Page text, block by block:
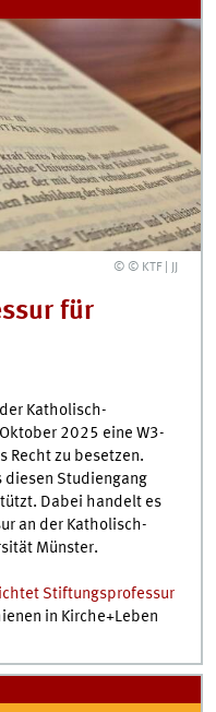
© © KTF | JJ
für
Katholisch-
2025 eine W3-
Recht zu besetzen.
diesen Studiengang
Dabei handelt es
an der Katholisch-
Münster.
Stiftungsprofessur
in Kirche+Leben